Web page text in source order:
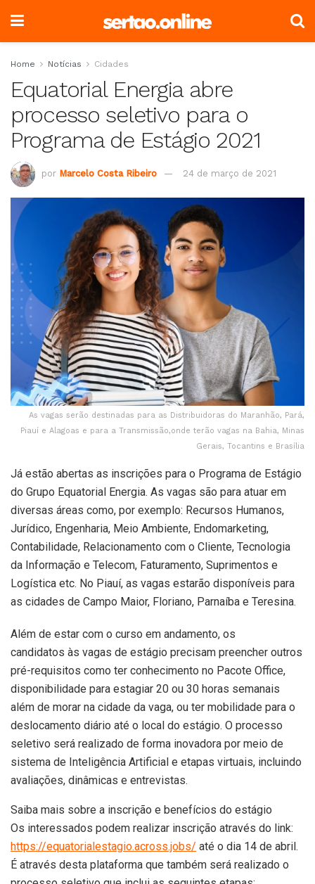
Home Notícias Cidades
Equatorial Energia abre
processo seletivo para o
Programa de Estágio 2021
por Marcelo Costa Ribeiro 24 de março de 2021
As vagas serão destinadas para as Distribuidoras do Maranhão, Pará,
Piauí e Alagoas e para a Transmissão,onde terão vagas na Bahia, Minas
Gerais, Tocantins e Brasília
Já estão abertas as inscrições para o Programa de Estágio
do Grupo Equatorial Energia. As vagas são para atuar em
diversas áreas como, por exemplo: Recursos Humanos,
Jurídico, Engenharia, Meio Ambiente, Endomarketing,
Contabilidade, Relacionamento com o Cliente, Tecnologia
da Informação e Telecom, Faturamento, Suprimentos e
Logística etc. No Piauí, as vagas estarão disponíveis para
as cidades de Campo Maior, Floriano, Parnaíba e Teresina.
Além de estar com o curso em andamento, os
candidatos às vagas de estágio precisam preencher outros
pré-requisitos como ter conhecimento no Pacote Office,
disponibilidade para estagiar 20 ou 30 horas semanais
além de morar na cidade da vaga, ou ter mobilidade para o
deslocamento diário até o local do estágio. O processo
seletivo será realizado de forma inovadora por meio de
sistema de Inteligência Artificial e etapas virtuais, incluindo
avaliações, dinâmicas e entrevistas.
Saiba mais sobre a inscrição e benefícios do estágio
Os interessados podem realizar inscrição através do link:
https://equatorialestagio.across.jobs/ até o dia 14 de abril.
É através desta plataforma que também será realizado o